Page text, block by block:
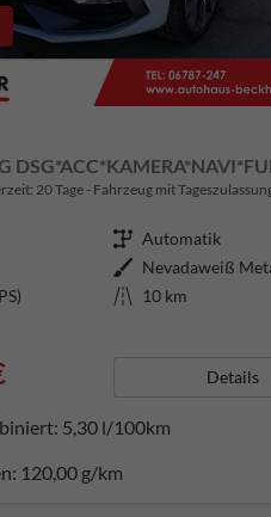
20 Tage Fahrzeug mit
Getriebe Automatik
Außenfarbe Nevadaweiß
Kilometerstand 10 km
Details
5,30 l/100km
120,00 g/km